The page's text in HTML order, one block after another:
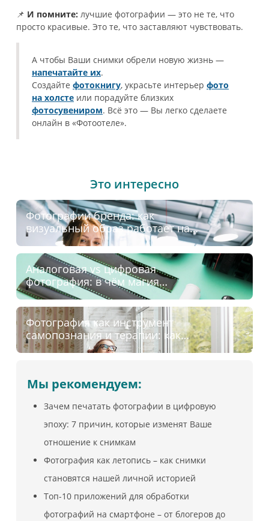
📌 И помните: лучшие фотографии — это не те, что
просто красивые. Это те, что заставляют чувствовать.
А чтобы Ваши снимки обрели новую жизнь —
напечатайте их.
Создайте фотокнигу, украсьте интерьер фото
на холсте или порадуйте близких
фотосувениром. Всё это — Вы легко сделаете
онлайн в «Фотоотеле».
Это интересно
Фотографии бренда: как
визуальный образ работает на
Ваш успех
Аналоговая vs цифровая
фотография: в чём магия
плёнки?
Фотография как инструмент
самопознания и терапии: как
кадр помогает понять себя
Мы рекомендуем:
Зачем печатать фотографии в цифровую
эпоху: 7 причин, которые изменят Ваше
отношение к снимкам
Фотография как летопись – как снимки
становятся нашей личной историей
Топ-10 приложений для обработки
фотографий на смартфоне – от блогеров до